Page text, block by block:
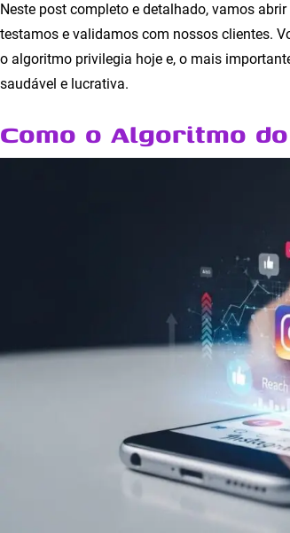
Neste post completo e detalhado, vamos
testamos e validamos com nossos clientes.
o algoritmo privilegia hoje e, o mais
saudável e lucrativa.
Como o Algoritmo